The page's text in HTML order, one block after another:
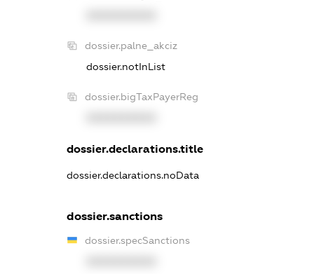
dossier.palne_akciz
dossier.notInList
dossier.bigTaxPayerReg
dossier.declarations.title
dossier.declarations.noData
dossier.sanctions
dossier.specSanctions